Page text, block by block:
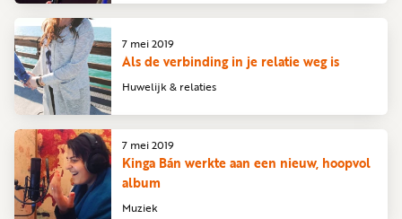
Huwelijk & relaties
Als de verbinding in je relatie weg is
7 mei 2019
Muziek
Kinga Bán werkte aan een nieuw, hoopvol
album
7 mei 2019